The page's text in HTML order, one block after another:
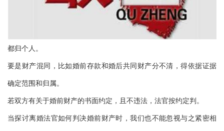
都归个人。
要是财产混同，比如婚前存款和婚后共同财产分不清，得依据证据
确定范围和归属。
若双方有关于婚前财产的书面约定，且不违法，法官按约定判。
当探讨离婚法官如何判决婚前财产时，我们也不能忽视与之紧密相